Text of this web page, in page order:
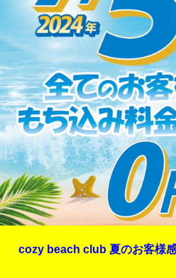
cozy beach club 夏のお客様